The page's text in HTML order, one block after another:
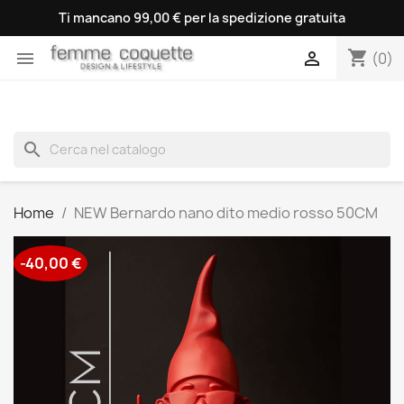
Ti mancano 99,00 € per la spedizione gratuita
 shopping_cart (0)

search
Home NEW Bernardo nano dito medio rosso 50CM
-40,00 €